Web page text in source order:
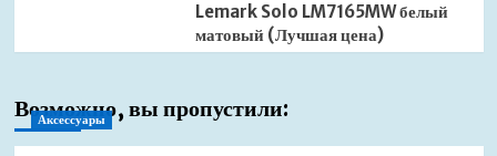
Lemark Solo LM7165MW белый
матовый (Лучшая цена)
Возможно, вы пропустили:
Аксессуары